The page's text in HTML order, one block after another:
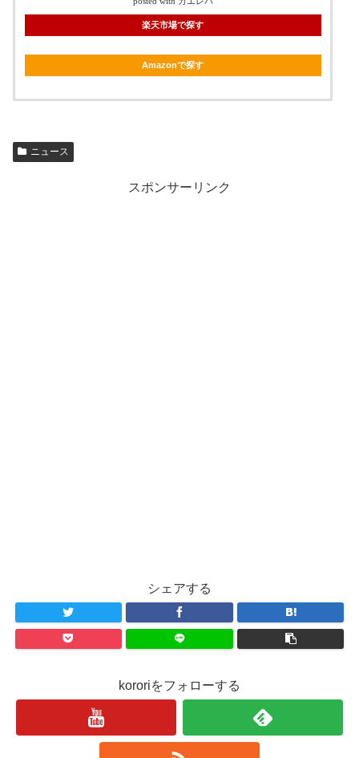
楽天市場で探す
Amazonで探す
ニュース
スポンサーリンク
シェアする
kororiをフォローする